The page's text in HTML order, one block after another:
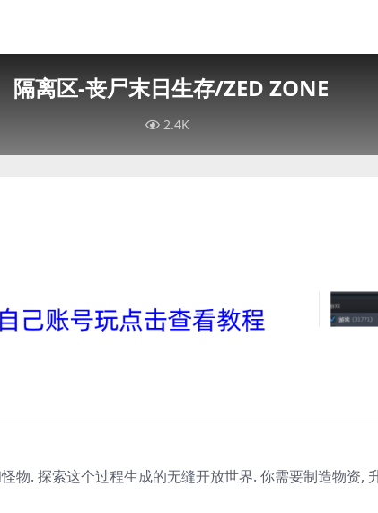
隔离区-丧尸末日生存/ZED ZONE
2.4K
物. 探索这个过程生成的无缝开放世界. 你需要制造物资,